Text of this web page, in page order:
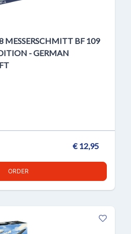
MESSERSCHMITT BF 109
- GERMAN
€ 12,95
ORDER